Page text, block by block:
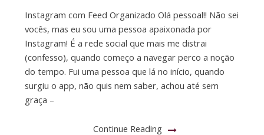
Instagram com Feed Organizado Olá pessoal!! Não sei
vocês, mas eu sou uma pessoa apaixonada por
Instagram! É a rede social que mais me distrai
(confesso), quando começo a navegar perco a noção
do tempo. Fui uma pessoa que lá no início, quando
surgiu o app, não quis nem saber, achou até sem
graça –
Continue Reading